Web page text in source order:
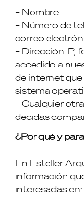
– Nombre
– Número de
correo
– Dirección IP,
accedido a
de internet que
sistema
– Cualquier
decidas
¿Por qué y
En Esteller
información
interesadas en: